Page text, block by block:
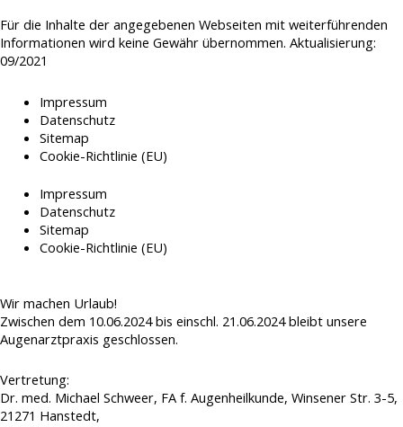
Für die Inhalte der angegebenen Webseiten mit weiterführenden
Informationen wird keine Gewähr übernommen. Aktualisierung:
09/2021
Impressum
Datenschutz
Sitemap
Cookie-Richtlinie (EU)
Impressum
Datenschutz
Sitemap
Cookie-Richtlinie (EU)
Wir machen Urlaub!
Zwischen dem 10.06.2024 bis einschl. 21.06.2024 bleibt unsere
Augenarztpraxis geschlossen.
Vertretung:
Dr. med. Michael Schweer, FA f. Augenheilkunde, Winsener Str. 3-5,
21271 Hanstedt,